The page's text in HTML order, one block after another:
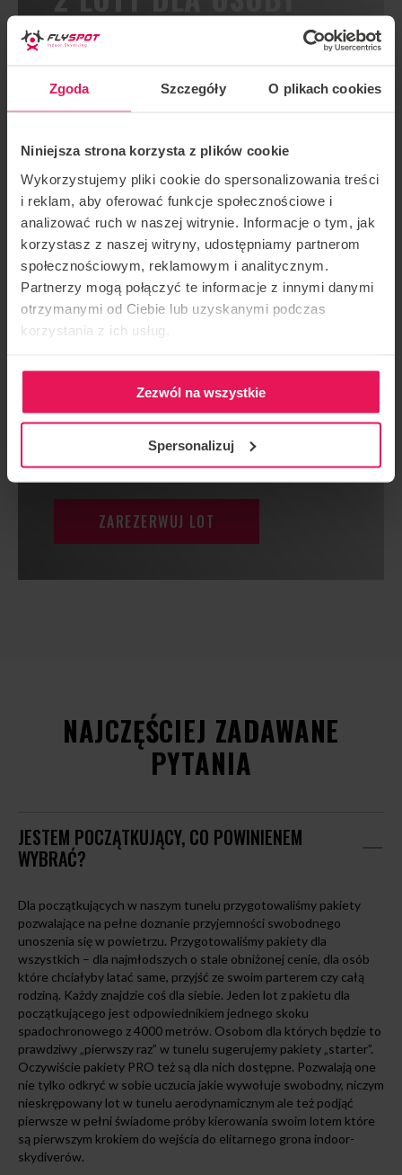
Zgoda Szczegóły O plikach cookies
Niniejsza strona korzysta z plików cookie
Wykorzystujemy pliki cookie do spersonalizowania treści
i reklam, aby oferować funkcje społecznościowe i
analizować ruch w naszej witrynie. Informacje o tym, jak
korzystasz z naszej witryny, udostępniamy partnerom
społecznościowym, reklamowym i analitycznym.
Partnerzy mogą połączyć te informacje z innymi danymi
otrzymanymi od Ciebie lub uzyskanymi podczas
korzystania z ich usług.
Zezwól na wszystkie
Spersonalizuj
PONIŻEJ 14 ROKU
4 LOTY DLA OSOBY
PONIŻEJ 14 ROKU
ŻYCIA
ZAREZERWUJ LOT
NAJCZĘŚCIEJ ZADAWANE
PYTANIA
JESTEM POCZĄTKUJĄCY, CO POWINIENEM
WYBRAĆ?
Dla początkujących w naszym tunelu przygotowaliśmy pakiety
pozwalające na pełne doznanie przyjemności swobodnego
unoszenia się w powietrzu. Przygotowaliśmy pakiety dla
wszystkich – dla najmłodszych o stale obniżonej cenie, dla osób
które chciałyby latać same, przyjść ze swoim parterem czy całą
rodziną. Każdy znajdzie coś dla siebie. Jeden lot z pakietu dla
początkującego jest odpowiednikiem jednego skoku
spadochronowego z 4000 metrów. Osobom dla których będzie to
prawdziwy „pierwszy raz” w tunelu sugerujemy pakiety „starter”.
Oczywiście pakiety PRO też są dla nich dostępne. Pozwalają one
nie tylko odkryć w sobie uczucia jakie wywołuje swobodny, niczym
nieskrępowany lot w tunelu aerodynamicznym ale też podjąć
pierwsze w pełni świadome próby kierowania swoim lotem które
są pierwszym krokiem do wejścia do elitarnego grona indoor-
skydiverów.